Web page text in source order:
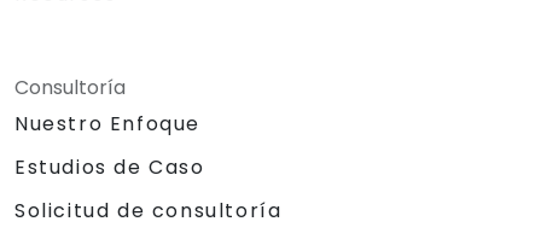
Consultoría
Nuestro Enfoque
Estudios de Caso
Solicitud de consultoría